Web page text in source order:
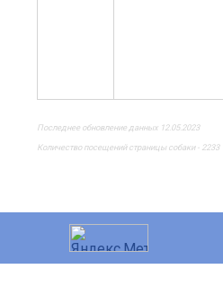
Последнее обновление данных 12.05.2023
Количество посещений страницы собаки - 2233